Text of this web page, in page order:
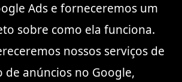
Ads e forneceremos um
sobre como ela funciona.
nossos serviços de
de anúncios no Google,